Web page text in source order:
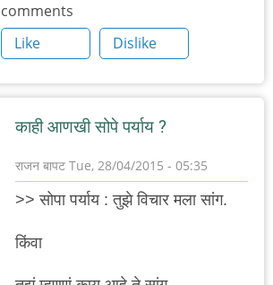
शुचि.
comments
Like
Dislike
काही आणखी सोपे पर्याय ?
राजन बापट Tue, 28/04/2015 - 05:35
to
>> सोपा पर्याय : तुझे विचार मला सांग.
किंवा